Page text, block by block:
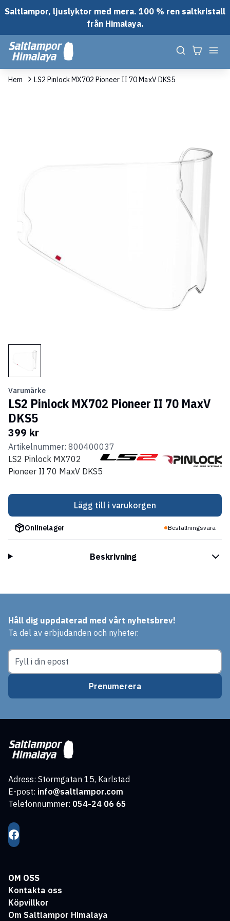
Saltlampor, ljuslyktor med mera. 100 % ren saltkristall
från Himalaya.
Hem LS2 Pinlock MX702 Pioneer II 70 MaxV DKS5
Varumärke
LS2 Pinlock MX702 Pioneer II 70 MaxV
DKS5
399 kr
Artikelnummer: 800400037
LS2 Pinlock MX702
Pioneer II 70 MaxV DKS5
Lägg till i varukorgen
Onlinelager Beställningsvara
Beskrivning
Håll dig uppdaterad med vårt nyhetsbrev!
Ta del av erbjudanden och nyheter.
Prenumerera
Adress: Stormgatan 15, Karlstad
E-post: info@saltlampor.com
Telefonnummer: 054-24 06 65
OM OSS
Kontakta oss
Köpvillkor
Om Saltlampor Himalaya